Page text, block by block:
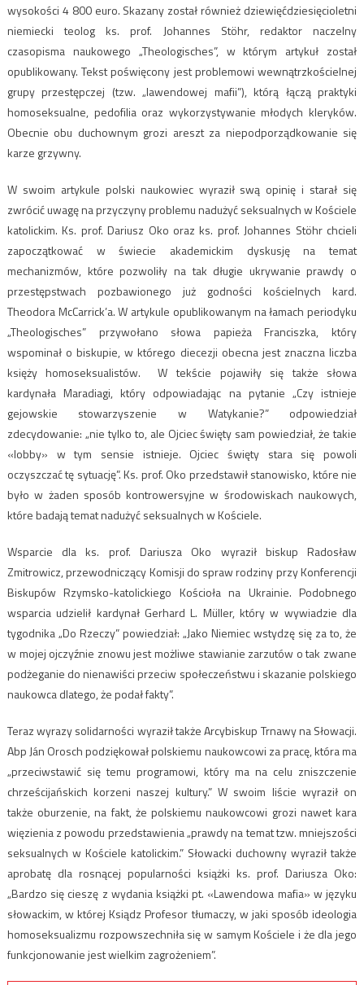
wysokości 4 800 euro. Skazany został również dziewięćdziesięcioletni
niemiecki teolog ks. prof. Johannes Stöhr, redaktor naczelny
czasopisma naukowego „Theologisches”, w którym artykuł został
opublikowany. Tekst poświęcony jest problemowi wewnątrzkościelnej
grupy przestępczej (tzw. „lawendowej mafii”), którą łączą praktyki
homoseksualne, pedofilia oraz wykorzystywanie młodych kleryków.
Obecnie obu duchownym grozi areszt za niepodporządkowanie się
karze grzywny.
W swoim artykule polski naukowiec wyraził swą opinię i starał się
zwrócić uwagę na przyczyny problemu nadużyć seksualnych w Kościele
katolickim. Ks. prof. Dariusz Oko oraz ks. prof. Johannes Stöhr chcieli
zapoczątkować w świecie akademickim dyskusję na temat
mechanizmów, które pozwoliły na tak długie ukrywanie prawdy o
przestępstwach pozbawionego już godności kościelnych kard.
Theodora McCarrick’a. W artykule opublikowanym na łamach periodyku
„Theologisches” przywołano słowa papieża Franciszka, który
wspominał o biskupie, w którego diecezji obecna jest znaczna liczba
księży homoseksualistów. W tekście pojawiły się także słowa
kardynała Maradiagi, który odpowiadając na pytanie „Czy istnieje
gejowskie stowarzyszenie w Watykanie?” odpowiedział
zdecydowanie: „nie tylko to, ale Ojciec święty sam powiedział, że takie
«lobby» w tym sensie istnieje. Ojciec święty stara się powoli
oczyszczać tę sytuację”. Ks. prof. Oko przedstawił stanowisko, które nie
było w żaden sposób kontrowersyjne w środowiskach naukowych,
które badają temat nadużyć seksualnych w Kościele.
Wsparcie dla ks. prof. Dariusza Oko wyraził biskup Radosław
Zmitrowicz, przewodniczący Komisji do spraw rodziny przy Konferencji
Biskupów Rzymsko-katolickiego Kościoła na Ukrainie. Podobnego
wsparcia udzielił kardynał Gerhard L. Müller, który w wywiadzie dla
tygodnika „Do Rzeczy” powiedział: „Jako Niemiec wstydzę się za to, że
w mojej ojczyźnie znowu jest możliwe stawianie zarzutów o tak zwane
podżeganie do nienawiści przeciw społeczeństwu i skazanie polskiego
naukowca dlatego, że podał fakty”.
Teraz wyrazy solidarności wyraził także Arcybiskup Trnawy na Słowacji.
Abp Ján Orosch podziękował polskiemu naukowcowi za pracę, która ma
„przeciwstawić się temu programowi, który ma na celu zniszczenie
chrześcijańskich korzeni naszej kultury.” W swoim liście wyraził on
także oburzenie, na fakt, że polskiemu naukowcowi grozi nawet kara
więzienia z powodu przedstawienia „prawdy na temat tzw. mniejszości
seksualnych w Kościele katolickim.” Słowacki duchowny wyraził także
aprobatę dla rosnącej popularności książki ks. prof. Dariusza Oko:
„Bardzo się cieszę z wydania książki pt. «Lawendowa mafia» w języku
słowackim, w której Ksiądz Profesor tłumaczy, w jaki sposób ideologia
homoseksualizmu rozpowszechniła się w samym Kościele i że dla jego
funkcjonowanie jest wielkim zagrożeniem”.